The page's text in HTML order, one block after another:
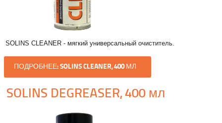
SOLINS CLEANER - мягкий универсальный очиститель.
ПОДРОБНЕЕ: SOLINS CLEANER, 400 МЛ
SOLINS DEGREASER, 400 мл